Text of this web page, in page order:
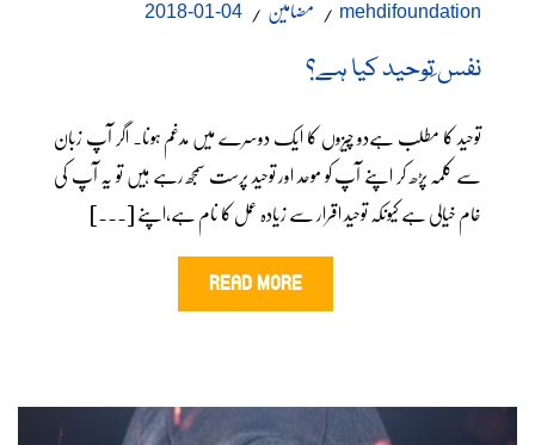
mehdifoundation مضامین 04-01-2018
نفس ِتوحید کیا ہے؟
توحید کا مطلب ہےدو چیزوں کا ایک دوسرے میں مدغم ہونا۔ اگر آپ زبان
سے کلمہ پڑھ کر اپنے آپ کو موحد اور توحید پرست سمجھ رہے ہیں تو یہ آپ کی
خام خیالی ہے کیونکہ توحید اقرار سے زیادہ عمل کا نام ہے،اپنے [...]
READ MORE